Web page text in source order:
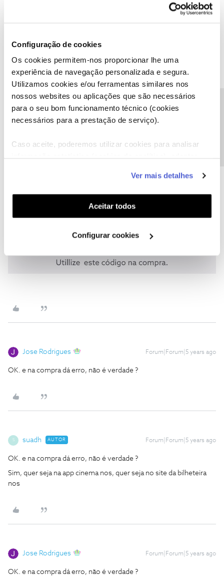
Configuração de cookies
Os cookies permitem-nos proporcionar lhe uma
experiência de navegação personalizada e segura.
Utilizamos cookies e/ou ferramentas similares nos
nossos websites ou aplicações que são necessários
para o seu bom funcionamento técnico (cookies
necessários para a prestação de serviço).
Caso aceite, poderemos utilizar cookies para analisar
funcionalidades (cookies de personalização e
funcionalidade) e adaptar anúncios aos seus interesses
(cookies de publicidade personalizada). Pode gerir a
utilização dos cookies clicando em "Configurar
Ver mais detalhes
Aceitar todos
Configurar cookies
Jose Rodrigues Forum|Forum|5 years ago
OK. e na compra dá erro, não é verdade ?
S suadh AUTOR Forum|Forum|5 years ago
OK. e na compra dá erro, não é verdade ?
Sim, quer seja na app cinema nos, quer seja no site da bilheteira
nos
Jose Rodrigues Forum|Forum|5 years ago
OK. e na compra dá erro, não é verdade ?